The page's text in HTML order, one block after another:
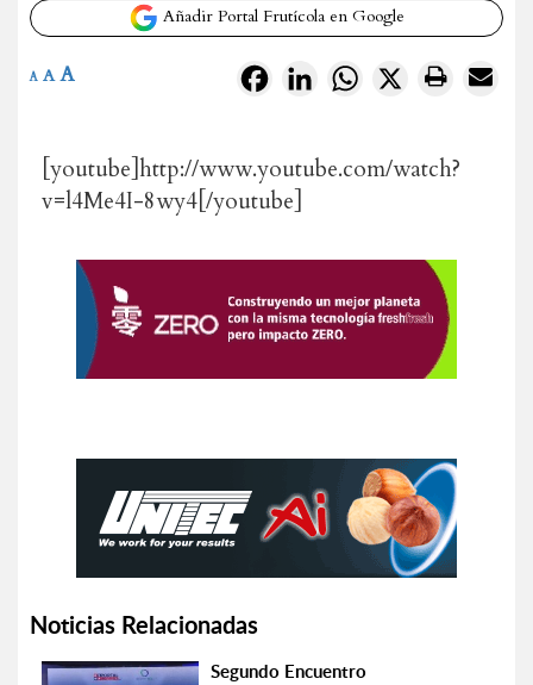
Añadir Portal Frutícola en Google
FacebookLinkedInWhatsApp
X
A A A
[youtube]http://www.youtube.com/watch?
v=l4Me4I-8wy4[/youtube]
Noticias Relacionadas
Segundo Encuentro